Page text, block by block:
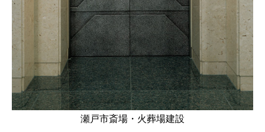
瀬戸市斎場・火葬場建設